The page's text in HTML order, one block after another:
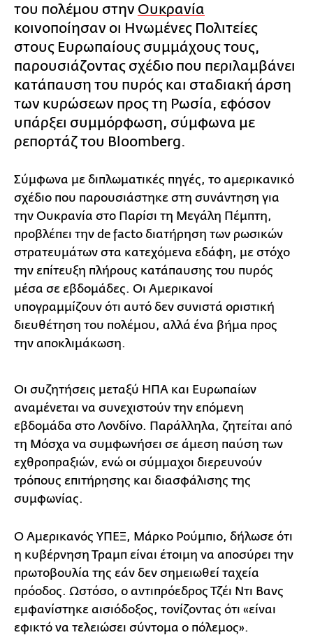
του πολέμου στην Ουκρανία
κοινοποίησαν οι Ηνωμένες Πολιτείες
στους Ευρωπαίους συμμάχους τους,
παρουσιάζοντας σχέδιο που περιλαμβάνει
κατάπαυση του πυρός και σταδιακή άρση
των κυρώσεων προς τη Ρωσία, εφόσον
υπάρξει συμμόρφωση, σύμφωνα με
ρεπορτάζ του Bloomberg.
Σύμφωνα με διπλωματικές πηγές, το αμερικανικό
σχέδιο που παρουσιάστηκε στη συνάντηση για
την Ουκρανία στο Παρίσι τη Μεγάλη Πέμπτη,
προβλέπει την de facto διατήρηση των ρωσικών
στρατευμάτων στα κατεχόμενα εδάφη, με στόχο
την επίτευξη πλήρους κατάπαυσης του πυρός
μέσα σε εβδομάδες. Οι Αμερικανοί
υπογραμμίζουν ότι αυτό δεν συνιστά οριστική
διευθέτηση του πολέμου, αλλά ένα βήμα προς
την αποκλιμάκωση.
Οι συζητήσεις μεταξύ ΗΠΑ και Ευρωπαίων
αναμένεται να συνεχιστούν την επόμενη
εβδομάδα στο Λονδίνο. Παράλληλα, ζητείται από
τη Μόσχα να συμφωνήσει σε άμεση παύση των
εχθροπραξιών, ενώ οι σύμμαχοι διερευνούν
τρόπους επιτήρησης και διασφάλισης της
συμφωνίας.
Ο Αμερικανός ΥΠΕΞ, Μάρκο Ρούμπιο, δήλωσε ότι
η κυβέρνηση Τραμπ είναι έτοιμη να αποσύρει την
πρωτοβουλία της εάν δεν σημειωθεί ταχεία
πρόοδος. Ωστόσο, ο αντιπρόεδρος Τζέι Ντι Βανς
εμφανίστηκε αισιόδοξος, τονίζοντας ότι «είναι
εφικτό να τελειώσει σύντομα ο πόλεμος».